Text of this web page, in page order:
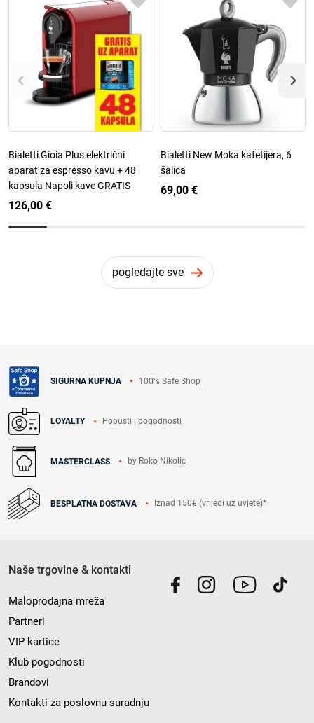
Bialetti Gioia Plus električni
aparat za espresso kavu + 48
kapsula Napoli kave GRATIS
126,00 €
Bialetti New Moka kafetijera, 6
šalica
69,00 €
pogledajte sve
SIGURNA KUPNJA 100% Safe Shop
LOYALTY Popusti i pogodnosti
MASTERCLASS by Roko Nikolić
BESPLATNA DOSTAVA Iznad 150€ (vrijedi uz uvjete)*
Naše trgovine & kontakti
Maloprodajna mreža
Partneri
VIP kartice
Klub pogodnosti
Brandovi
Kontakti za poslovnu suradnju